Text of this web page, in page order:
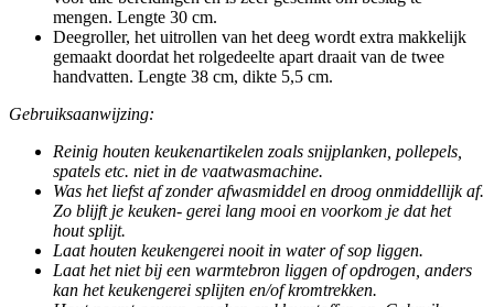
mengen. Lengte 30 cm.
Deegroller, het uitrollen van het deeg wordt extra makkelijk
gemaakt doordat het rolgedeelte apart draait van de twee
handvatten. Lengte 38 cm, dikte 5,5 cm.
Gebruiksaanwijzing:
Reinig houten keukenartikelen zoals snijplanken, pollepels,
spatels etc. niet in de vaatwasmachine.
Was het liefst af zonder afwasmiddel en droog onmiddellijk af.
Zo blijft je keuken- gerei lang mooi en voorkom je dat het
hout splijt.
Laat houten keukengerei nooit in water of sop liggen.
Laat het niet bij een warmtebron liggen of opdrogen, anders
kan het keukengerei splijten en/of kromtrekken.